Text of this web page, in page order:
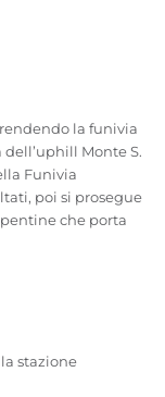
la funivia
Monte S.
Funivia
poi si prosegue
che porta
stazione